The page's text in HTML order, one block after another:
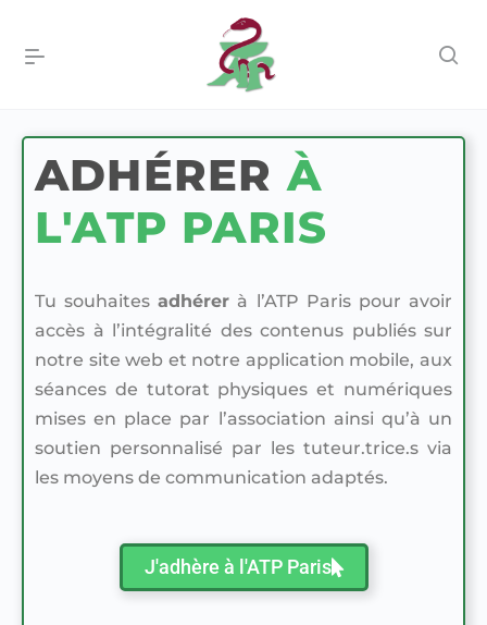
ADHÉRER À
L'ATP PARIS
Tu souhaitesadhérer à l’ATP Paris pour avoir
accès à l’intégralité des contenus publiés sur
notre site web et notre application mobile, aux
séances de tutorat physiques et numériques
mises en place par l’association ainsi qu’à un
soutien personnalisé par les tuteur.trice.s via
les moyens de communication adaptés.
J'adhère à l'ATP Paris